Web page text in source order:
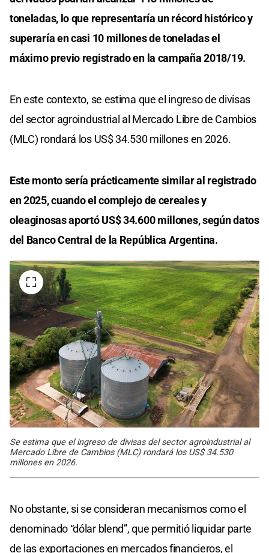
toneladas, lo que representaría un récord histórico y
superaría en casi 10 millones de toneladas el
máximo previo registrado en la campaña 2018/19.
En este contexto, se estima que el ingreso de divisas
del sector agroindustrial al Mercado Libre de Cambios
(MLC) rondará los US$ 34.530 millones en 2026.
Este monto sería prácticamente similar al registrado
en 2025, cuando el complejo de cereales y
oleaginosas aportó US$ 34.600 millones, según datos
del Banco Central de la República Argentina.
Se estima que el ingreso de divisas del sector agroindustrial al
Mercado Libre de Cambios (MLC) rondará los US$ 34.530
millones en 2026.
No obstante, si se consideran mecanismos como el
denominado “dólar blend”, que permitió liquidar parte
de las exportaciones en mercados financieros, el